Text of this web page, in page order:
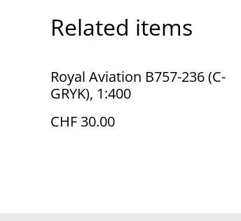
Related items
Royal Aviation B757-236 (C-
GRYK), 1:400
CHF 30.00